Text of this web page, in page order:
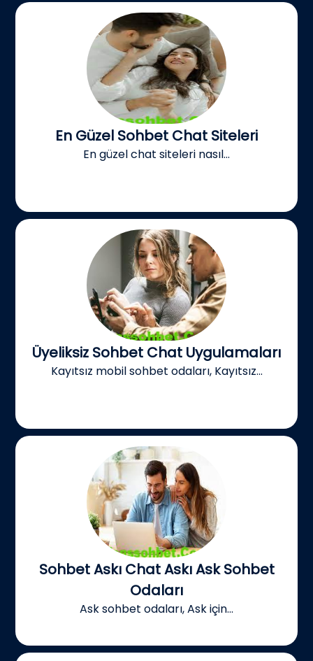
En Güzel Sohbet Chat Siteleri
En güzel chat siteleri nasıl...
Üyeliksiz Sohbet Chat Uygulamaları
Kayıtsız mobil sohbet odaları, Kayıtsız...
Sohbet Askı Chat Askı Ask Sohbet
Odaları
Ask sohbet odaları, Ask için...